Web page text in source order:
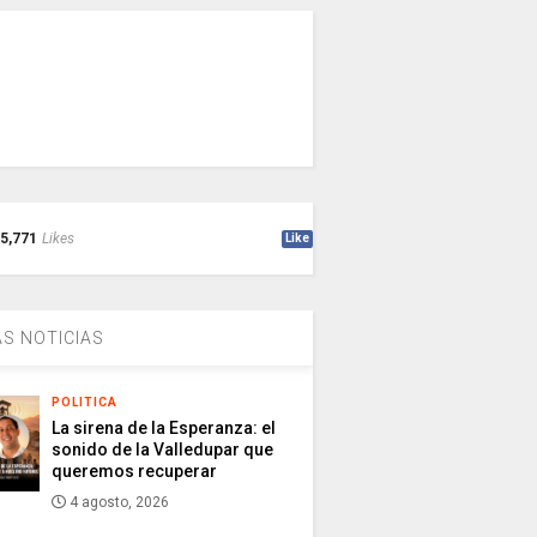
5,771 Likes Like
NOTICIAS
POLITICA
La sirena de la Esperanza: el
sonido de la Valledupar que
queremos recuperar
4 agosto, 2026